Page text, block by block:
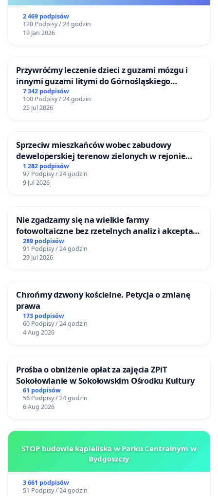
2 469 podpisów
120 Podpisy / 24 godzin
19 Jan 2026
Przywróćmy leczenie dzieci z guzami mózgu i
innymi guzami litymi do Górnośląskiego
Centrum Zdrowia Dziecka w Katowicach
7 342 podpisów
100 Podpisy / 24 godzin
25 Jul 2026
Sprzeciw mieszkańców wobec zabudowy
deweloperskiej terenow zielonych w rejonie
Bulwarów Straceńskich w Bielsku-Białej
1 282 podpisów
97 Podpisy / 24 godzin
9 Jul 2026
Nie zgadzamy się na wielkie farmy
fotowoltaiczne bez rzetelnych analiz i akceptacji
mieszkańców
289 podpisów
91 Podpisy / 24 godzin
29 Jul 2026
Chrońmy dzwony kościelne. Petycja o zmianę
prawa
173 podpisów
60 Podpisy / 24 godzin
4 Aug 2026
Prośba o obniżenie opłat za zajęcia ZPiT
Sokołowianie w Sokołowskim Ośrodku Kultury
61 podpisów
56 Podpisy / 24 godzin
6 Aug 2026
STOP budowie kąpieliska w Parku Centralnym w
Bydgoszczy
3 661 podpisów
51 Podpisy / 24 godzin